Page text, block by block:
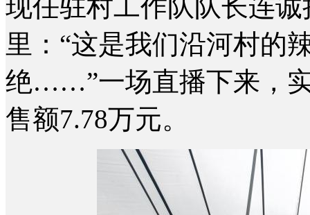
现任驻村工作队队长连
里：“这是我们沿河村的
绝……”一场直播下来，
售额7.78万元。